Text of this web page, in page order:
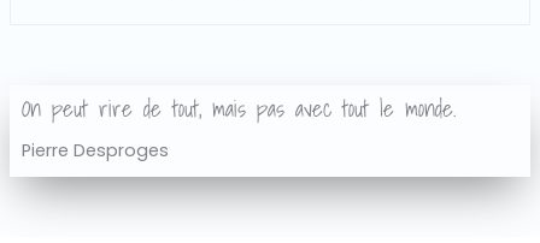
On peut rire de tout, mais pas avec tout le monde.
Pierre Desproges